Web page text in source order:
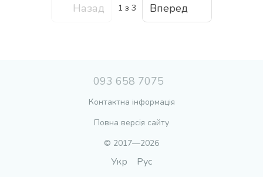
Назад 1 з 3 Вперед
093 658 7075
Контактна інформація
Повна версія сайту
© 2017—2026
Укр Рус